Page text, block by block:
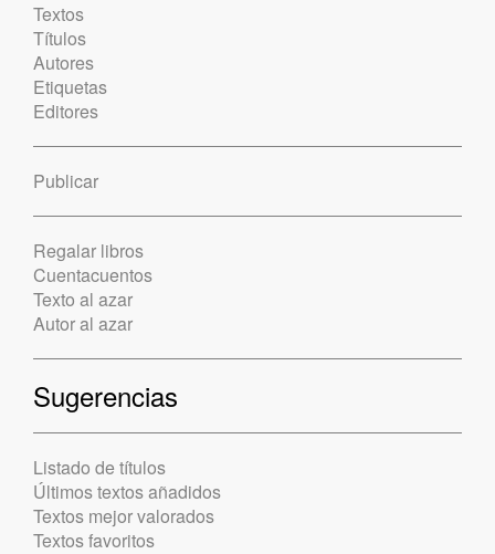
Textos
Títulos
Autores
Etiquetas
Editores
Publicar
Regalar libros
Cuentacuentos
Texto al azar
Autor al azar
Sugerencias
Listado de títulos
Últimos textos añadidos
Textos mejor valorados
Textos favoritos